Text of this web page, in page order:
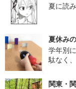
夏に読
夏休み
学年別
駄なく
関東・